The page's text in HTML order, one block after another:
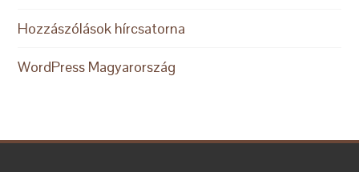
Hozzászólások hírcsatorna
WordPress Magyarország